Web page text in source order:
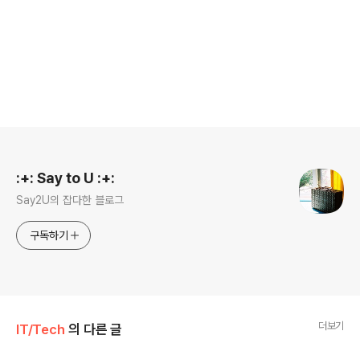
:+: Say to U :+:
Say2U의 잡다한 블로그
구독하기
IT/Tech 의 다른 글 더보기